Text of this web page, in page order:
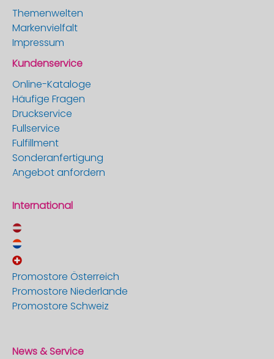
Themenwelten
Markenvielfalt
Impressum
Kundenservice
Online-Kataloge
Häufige Fragen
Druckservice
Fullservice
Fulfillment
Sonderanfertigung
Angebot anfordern
International
Promostore Österreich
Promostore Niederlande
Promostore Schweiz
News & Service